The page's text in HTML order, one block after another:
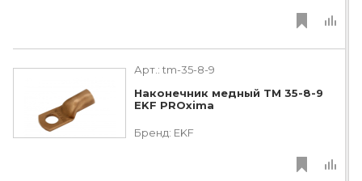
Арт.: tm-35-8-9
Наконечник медный ТМ 35-8-9
EKF PROxima
Бренд: EKF